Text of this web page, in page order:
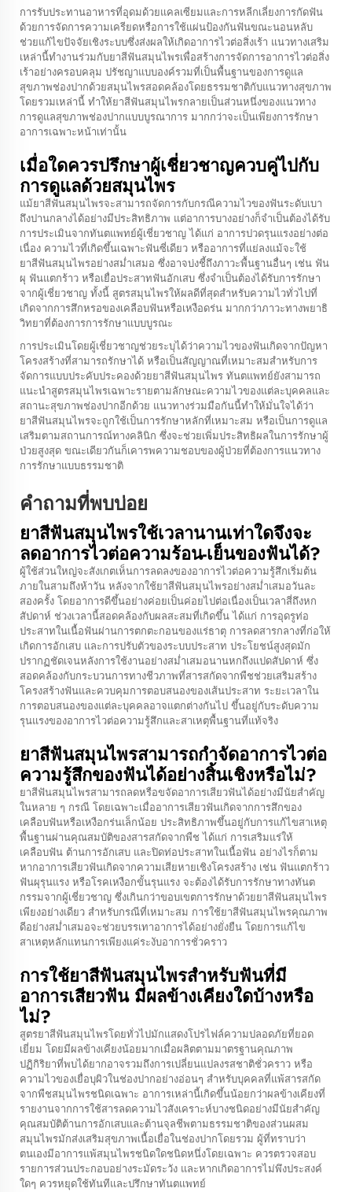
การรับประทานอาหารที่อุดมด้วยแคลเซียมและการหลีกเลี่ยงการกัดฟัน
ด้วยการจัดการความเครียดหรือการใช้แผ่นป้องกันฟันขณะนอนหลับ
ช่วยแก้ไขปัจจัยเชิงระบบซึ่งส่งผลให้เกิดอาการไวต่อสิ่งเร้า แนวทางเสริม
เหล่านี้ทำงานร่วมกับยาสีฟันสมุนไพรเพื่อสร้างการจัดการอาการไวต่อสิ่ง
เร้าอย่างครอบคลุม ปรัชญาแบบองค์รวมที่เป็นพื้นฐานของการดูแล
สุขภาพช่องปากด้วยสมุนไพรสอดคล้องโดยธรรมชาติกับแนวทางสุขภาพ
โดยรวมเหล่านี้ ทำให้ยาสีฟันสมุนไพรกลายเป็นส่วนหนึ่งของแนวทาง
การดูแลสุขภาพช่องปากแบบบูรณาการ มากกว่าจะเป็นเพียงการรักษา
อาการเฉพาะหน้าเท่านั้น
เมื่อใดควรปรึกษาผู้เชี่ยวชาญควบคู่ไปกับ
การดูแลด้วยสมุนไพร
แม้ยาสีฟันสมุนไพรจะสามารถจัดการกับกรณีความไวของฟันระดับเบา
ถึงปานกลางได้อย่างมีประสิทธิภาพ แต่อาการบางอย่างก็จำเป็นต้องได้รับ
การประเมินจากทันตแพทย์ผู้เชี่ยวชาญ ได้แก่ อาการปวดรุนแรงอย่างต่อ
เนื่อง ความไวที่เกิดขึ้นเฉพาะฟันซี่เดียว หรืออาการที่แย่ลงแม้จะใช้
ยาสีฟันสมุนไพรอย่างสม่ำเสมอ ซึ่งอาจบ่งชี้ถึงภาวะพื้นฐานอื่นๆ เช่น ฟัน
ผุ ฟันแตกร้าว หรือเยื่อประสาทฟันอักเสบ ซึ่งจำเป็นต้องได้รับการรักษา
จากผู้เชี่ยวชาญ ทั้งนี้ สูตรสมุนไพรให้ผลดีที่สุดสำหรับความไวทั่วไปที่
เกิดจากการสึกหรอของเคลือบฟันหรือเหงือดร่น มากกว่าภาวะทางพยาธิ
วิทยาที่ต้องการการรักษาแบบบูรณะ
การประเมินโดยผู้เชี่ยวชาญช่วยระบุได้ว่าความไวของฟันเกิดจากปัญหา
โครงสร้างที่สามารถรักษาได้ หรือเป็นสัญญาณที่เหมาะสมสำหรับการ
จัดการแบบประคับประคองด้วยยาสีฟันสมุนไพร ทันตแพทย์ยังสามารถ
แนะนำสูตรสมุนไพรเฉพาะรายตามลักษณะความไวของแต่ละบุคคลและ
สถานะสุขภาพช่องปากอีกด้วย แนวทางร่วมมือกันนี้ทำให้มั่นใจได้ว่า
ยาสีฟันสมุนไพรจะถูกใช้เป็นการรักษาหลักที่เหมาะสม หรือเป็นการดูแล
เสริมตามสถานการณ์ทางคลินิก ซึ่งจะช่วยเพิ่มประสิทธิผลในการรักษาผู้
ป่วยสูงสุด ขณะเดียวกันก็เคารพความชอบของผู้ป่วยที่ต้องการแนวทาง
การรักษาแบบธรรมชาติ
คำถามที่พบบ่อย
ยาสีฟันสมุนไพรใช้เวลานานเท่าใดจึงจะ
ลดอาการไวต่อความร้อน-เย็นของฟันได้?
ผู้ใช้ส่วนใหญ่จะสังเกตเห็นการลดลงของอาการไวต่อความรู้สึกเริ่มต้น
ภายในสามถึงห้าวัน หลังจากใช้ยาสีฟันสมุนไพรอย่างสม่ำเสมอวันละ
สองครั้ง โดยอาการดีขึ้นอย่างค่อยเป็นค่อยไปต่อเนื่องเป็นเวลาสี่ถึงหก
สัปดาห์ ช่วงเวลานี้สอดคล้องกับผลสะสมที่เกิดขึ้น ได้แก่ การอุดรูท่อ
ประสาทในเนื้อฟันผ่านการตกตะกอนของแร่ธาตุ การลดสารกลางที่ก่อให้
เกิดการอักเสบ และการปรับตัวของระบบประสาท ประโยชน์สูงสุดมัก
ปรากฏชัดเจนหลังการใช้งานอย่างสม่ำเสมอนานหกถึงแปดสัปดาห์ ซึ่ง
สอดคล้องกับกระบวนการทางชีวภาพที่สารสกัดจากพืชช่วยเสริมสร้าง
โครงสร้างฟันและควบคุมการตอบสนองของเส้นประสาท ระยะเวลาใน
การตอบสนองของแต่ละบุคคลอาจแตกต่างกันไป ขึ้นอยู่กับระดับความ
รุนแรงของอาการไวต่อความรู้สึกและสาเหตุพื้นฐานที่แท้จริง
ยาสีฟันสมุนไพรสามารถกำจัดอาการไวต่อ
ความรู้สึกของฟันได้อย่างสิ้นเชิงหรือไม่?
ยาสีฟันสมุนไพรสามารถลดหรือขจัดอาการเสียวฟันได้อย่างมีนัยสำคัญ
ในหลาย ๆ กรณี โดยเฉพาะเมื่ออาการเสียวฟันเกิดจากการสึกของ
เคลือบฟันหรือเหงือกร่นเล็กน้อย ประสิทธิภาพขึ้นอยู่กับการแก้ไขสาเหตุ
พื้นฐานผ่านคุณสมบัติของสารสกัดจากพืช ได้แก่ การเสริมแร่ให้
เคลือบฟัน ต้านการอักเสบ และปิดท่อประสาทในเนื้อฟัน อย่างไรก็ตาม
หากอาการเสียวฟันเกิดจากความเสียหายเชิงโครงสร้าง เช่น ฟันแตกร้าว
ฟันผุรุนแรง หรือโรคเหงือกขั้นรุนแรง จะต้องได้รับการรักษาทางทันต
กรรมจากผู้เชี่ยวชาญ ซึ่งเกินกว่าขอบเขตการรักษาด้วยยาสีฟันสมุนไพร
เพียงอย่างเดียว สำหรับกรณีที่เหมาะสม การใช้ยาสีฟันสมุนไพรคุณภาพ
ดีอย่างสม่ำเสมอจะช่วยบรรเทาอาการได้อย่างยั่งยืน โดยการแก้ไข
สาเหตุหลักแทนการเพียงแค่ระงับอาการชั่วคราว
การใช้ยาสีฟันสมุนไพรสำหรับฟันที่มี
อาการเสียวฟัน มีผลข้างเคียงใดบ้างหรือ
ไม่?
สูตรยาสีฟันสมุนไพรโดยทั่วไปมักแสดงโปรไฟล์ความปลอดภัยที่ยอด
เยี่ยม โดยมีผลข้างเคียงน้อยมากเมื่อผลิตตามมาตรฐานคุณภาพ
ปฏิกิริยาที่พบได้ยากอาจรวมถึงการเปลี่ยนแปลงรสชาติชั่วคราว หรือ
ความไวของเยื่อบุผิวในช่องปากอย่างอ่อนๆ สำหรับบุคคลที่แพ้สารสกัด
จากพืชสมุนไพรชนิดเฉพาะ อาการเหล่านี้เกิดขึ้นน้อยกว่าผลข้างเคียงที่
รายงานจากการใช้สารลดความไวสังเคราะห์บางชนิดอย่างมีนัยสำคัญ
คุณสมบัติต้านการอักเสบและต้านจุลชีพตามธรรมชาติของส่วนผสม
สมุนไพรมักส่งเสริมสุขภาพเนื้อเยื่อในช่องปากโดยรวม ผู้ที่ทราบว่า
ตนเองมีอาการแพ้สมุนไพรชนิดใดชนิดหนึ่งโดยเฉพาะ ควรตรวจสอบ
รายการส่วนประกอบอย่างระมัดระวัง และหากเกิดอาการไม่พึงประสงค์
ใดๆ ควรหยุดใช้ทันทีและปรึกษาทันตแพทย์